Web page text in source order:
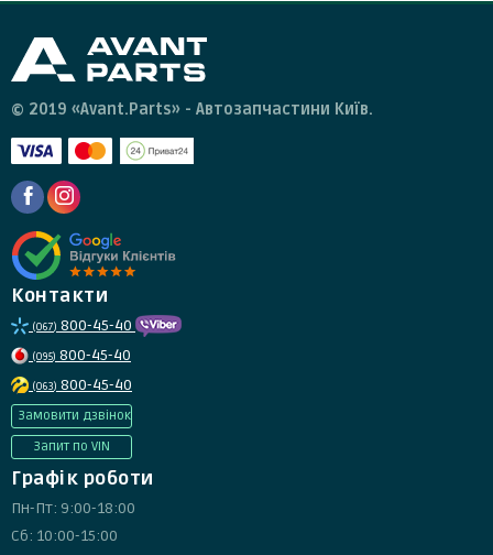
© 2019 «Avant.Parts» - Автозапчастини Київ.
Контакти
(067) 800-45-40
(095) 800-45-40
(063) 800-45-40
Замовити дзвінок
Запит по VIN
Графік роботи
Пн-Пт: 9:00-18:00
Сб: 10:00-15:00